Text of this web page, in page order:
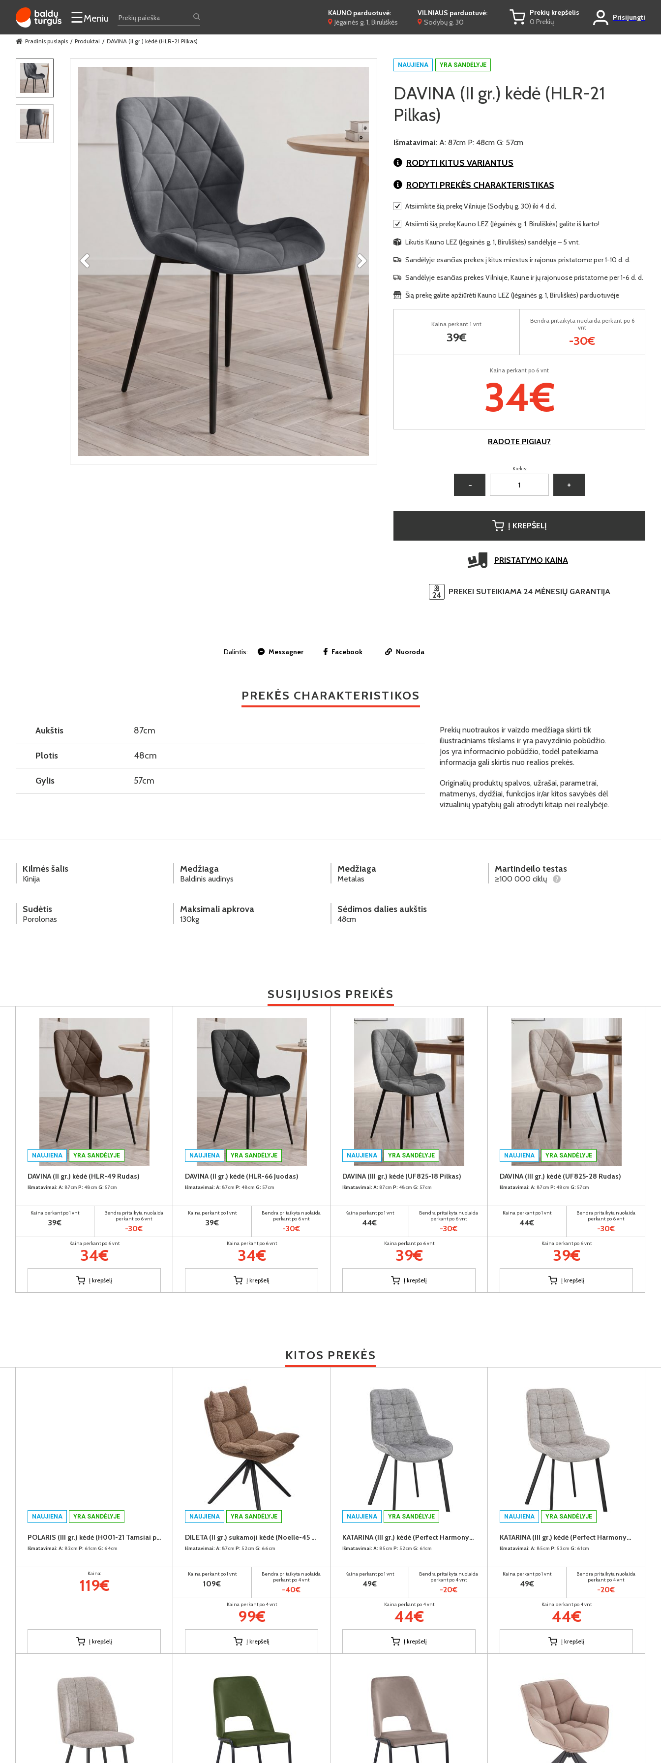
☰Meniu
KAUNO parduotuvė:
Jėgainės g. 1, Biruliškės
VILNIAUS parduotuvė:
Sodybų g. 30
Prekių krepšelis
0 Prekių
Prisijungti
Pradinis puslapis Produktai DAVINA (II gr.) kėdė (HLR-21 Pilkas)
NAUJIENA YRA SANDĖLYJE
DAVINA (II gr.) kėdė (HLR-21
Pilkas)
Išmatavimai: A: 87cm P: 48cm G: 57cm
RODYTI KITUS VARIANTUS
RODYTI PREKĖS CHARAKTERISTIKAS
Atsiimkite šią prekę Vilniuje (Sodybų g. 30) iki 4 d.d.
Atsiimti šią prekę Kauno LEZ (Jėgainės g. 1, Biruliškės) galite iš karto!
Likutis Kauno LEZ (Jėgainės g. 1, Biruliškės) sandėlyje – 5 vnt.
Sandėlyje esančias prekes į kitus miestus ir rajonus pristatome per 1-10 d. d.
Sandėlyje esančias prekes Vilniuje, Kaune ir jų rajonuose pristatome per 1-6 d. d.
Šią prekę galite apžiūrėti Kauno LEZ (Jėgainės g. 1, Biruliškės) parduotuvėje
Kaina perkant po 6 vnt
34€
Kaina perkant 1 vnt
39€
Bendra pritaikyta nuolaida perkant po 6
vnt
-30€
RADOTE PIGIAU?
Kiekis:
− +
Į KREPŠELĮ
PRISTATYMO KAINA
PREKEI SUTEIKIAMA 24 MĖNESIŲ GARANTIJA
Dalintis: Messagner Facebook Nuoroda
PREKĖS CHARAKTERISTIKOS
Aukštis 87cm
Plotis 48cm
Gylis 57cm
Prekių nuotraukos ir vaizdo medžiaga skirti tik
iliustraciniams tikslams ir yra pavyzdinio pobūdžio.
Jos yra informacinio pobūdžio, todėl pateikiama
informacija gali skirtis nuo realios prekės.
Originalių produktų spalvos, užrašai, parametrai,
matmenys, dydžiai, funkcijos ir/ar kitos savybės dėl
vizualinių ypatybių gali atrodyti kitaip nei realybėje.
Kilmės šalis
Kinija
Medžiaga
Baldinis audinys
Medžiaga
Metalas
Martindeilo testas
≥100 000 ciklų ?
Sudėtis
Porolonas
Maksimali apkrova
130kg
Sėdimos dalies aukštis
48cm
SUSIJUSIOS PREKĖS
NAUJIENA YRA SANDĖLYJE
DAVINA (II gr.) kėdė (HLR-49 Rudas)
Išmatavimai: A: 87cm P: 48cm G: 57cm
Kaina perkant po 1 vnt
39€
Bendra pritaikyta nuolaida
perkant po 6 vnt
-30€
Kaina perkant po 6 vnt
34€
Į krepšelį
NAUJIENA YRA SANDĖLYJE
DAVINA (II gr.) kėdė (HLR-66 Juodas)
Išmatavimai: A: 87cm P: 48cm G: 57cm
Kaina perkant po 1 vnt
39€
Bendra pritaikyta nuolaida
perkant po 6 vnt
-30€
Kaina perkant po 6 vnt
34€
Į krepšelį
NAUJIENA YRA SANDĖLYJE
DAVINA (III gr.) kėdė (UF825-18 Pilkas)
Išmatavimai: A: 87cm P: 48cm G: 57cm
Kaina perkant po 1 vnt
44€
Bendra pritaikyta nuolaida
perkant po 6 vnt
-30€
Kaina perkant po 6 vnt
39€
Į krepšelį
NAUJIENA YRA SANDĖLYJE
DAVINA (III gr.) kėdė (UF825-28 Rudas)
Išmatavimai: A: 87cm P: 48cm G: 57cm
Kaina perkant po 1 vnt
44€
Bendra pritaikyta nuolaida
perkant po 6 vnt
-30€
Kaina perkant po 6 vnt
39€
Į krepšelį
KITOS PREKĖS
NAUJIENA YRA SANDĖLYJE
POLARIS (III gr.) kėdė (H001-21 Tamsiai pilkas)
Išmatavimai: A: 82cm P: 61cm G: 64cm
Kaina:
119€
Į krepšelį
NAUJIENA YRA SANDĖLYJE
DILETA (II gr.) sukamoji kėdė (Noelle-45 Rudas)
Išmatavimai: A: 87cm P: 52cm G: 66cm
Kaina perkant po 1 vnt
109€
Bendra pritaikyta nuolaida
perkant po 4 vnt
-40€
Kaina perkant po 4 vnt
99€
Į krepšelį
NAUJIENA YRA SANDĖLYJE
KATARINA (III gr.) kėdė (Perfect Harmony-85)
Išmatavimai: A: 85cm P: 52cm G: 61cm
Kaina perkant po 1 vnt
49€
Bendra pritaikyta nuolaida
perkant po 4 vnt
-20€
Kaina perkant po 4 vnt
44€
Į krepšelį
NAUJIENA YRA SANDĖLYJE
KATARINA (III gr.) kėdė (Perfect Harmony-04)
Išmatavimai: A: 85cm P: 52cm G: 61cm
Kaina perkant po 1 vnt
49€
Bendra pritaikyta nuolaida
perkant po 4 vnt
-20€
Kaina perkant po 4 vnt
44€
Į krepšelį